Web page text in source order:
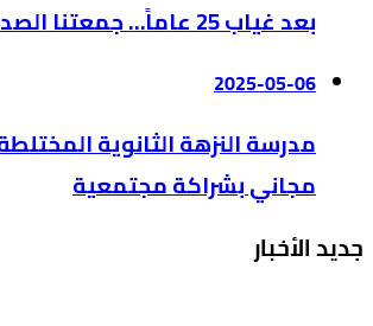
بعد غياب 25 عاماً… جمعتنا الصدفة
2025-05-06
مدرسة النزهة الثانوية
مجاني بشراكة مجتمعية
جديد الأخبار